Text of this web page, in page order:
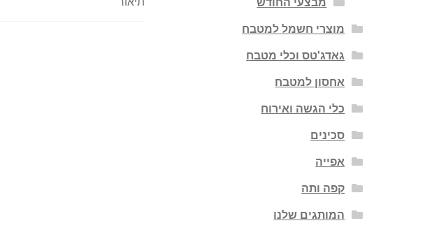
מוצרי חשמל למטבח
גאדג'טס וכלי מטבח
אחסון למטבח
כלי הגשה ואירוח
סכינים
אפייה
קפה ותה
המותגים שלנו